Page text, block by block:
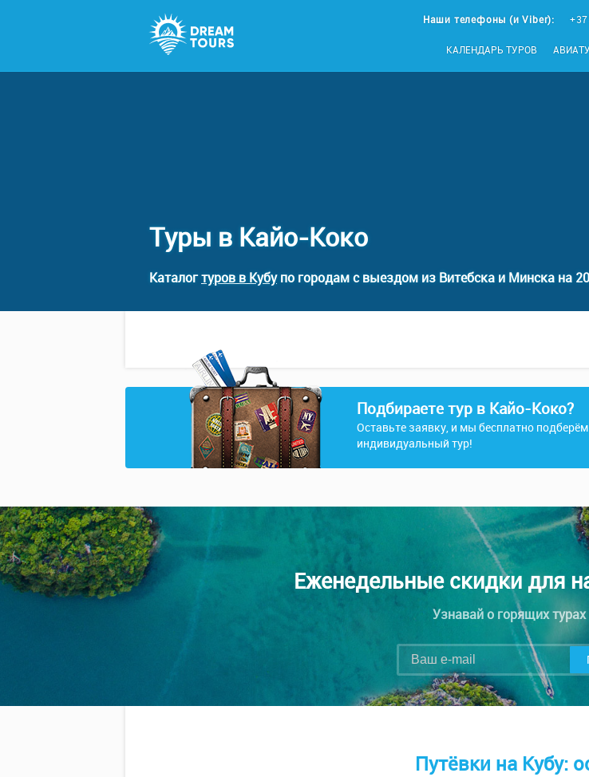
Наши телефоны (и Viber):
КАЛЕНДАРЬ ТУРОВ
Туры в Кайо-Коко
Каталогтуров в Кубупо городам с выездом из Витебска и Минска на
Подбираете тур в Кайо-Коко?
Оставьте заявку, и мы бесплатно
индивидуальный тур!
Еженедельные скидки для
Узнавай о горящих
Путёвки на Кубу: